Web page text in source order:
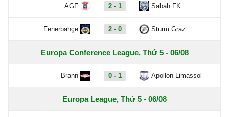
AGF 2 - 1 Sabah FK
Fenerbahçe 2 - 0 Sturm Graz
Europa Conference League, Thứ 5 - 06/08
Brann 0 - 1 Apollon Limassol
Europa League, Thứ 5 - 06/08